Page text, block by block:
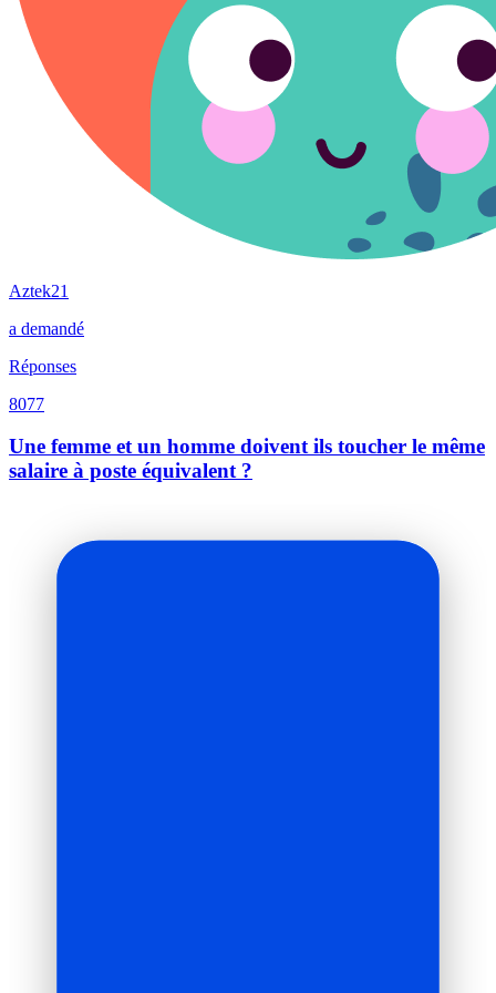
Aztek21
a demandé
Réponses
8077
Une femme et un homme doivent ils toucher le même
salaire à poste équivalent ?